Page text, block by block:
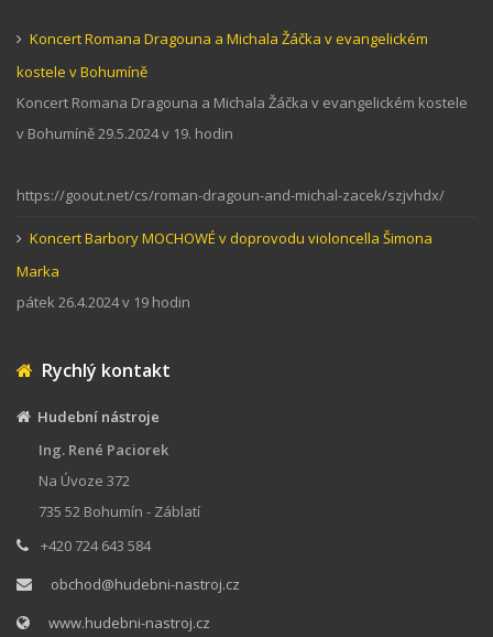
Koncert Romana Dragouna a Michala Žáčka v evangelickém
kostele v Bohumíně
Koncert Romana Dragouna a Michala Žáčka v evangelickém kostele
v Bohumíně 29.5.2024 v 19. hodin
https://goout.net/cs/roman-dragoun-and-michal-zacek/szjvhdx/
Koncert Barbory MOCHOWÉ v doprovodu violoncella Šimona
Marka
pátek 26.4.2024 v 19 hodin
Rychlý kontakt
Hudební nástroje
Ing. René Paciorek
Na Úvoze 372
735 52 Bohumín - Záblatí
+420 724 643 584
obchod@hudebni-nastroj.cz
www.hudebni-nastroj.cz